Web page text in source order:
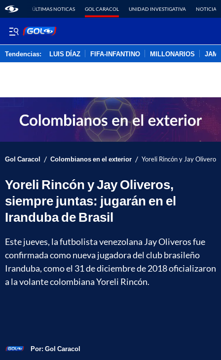
ÚLTIMAS NOTICAS GOL CARACOL UNIDAD INVESTIGATIVA NOTICIAS
Tendencias: LUIS DÍAZ FIFA-INFANTINO MILLONARIOS
Gol Caracol / Colombianos en el exterior / Yoreli Rincón y Jay
Yoreli Rincón y Jay Oliveros,
siempre juntas: jugarán en el
Iranduba de Brasil
Este jueves, la futbolista venezolana Jay Oliveros fue
confirmada como nueva jugadora del club brasileño
Iranduba, como el 31 de diciembre de 2018 oficializaron
a la volante colombiana Yoreli Rincón.
Por: Gol Caracol